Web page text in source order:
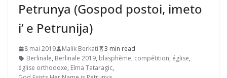
Petrunya (Gospod postoi, imeto
i’ e Petrunija)
8 mai 2019 Malik Berkati
3 min read
Berlinale, Berlinale 2019, blasphème, compétition, église,
église orthodoxe, Elma Tataragic,